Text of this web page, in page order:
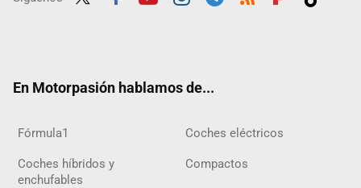
En Motorpasión hablamos de...
Fórmula1 Coches eléctricos
Coches híbridos y
enchufables
Compactos